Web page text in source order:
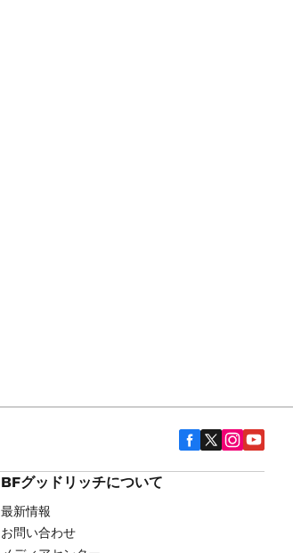
BFグッドリッチについて
最新情報
お問い合わせ